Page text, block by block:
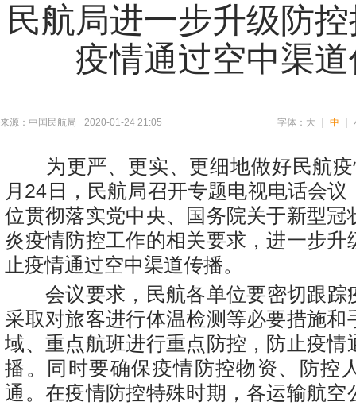
民航局进一步升级防
疫情通过空中渠
来源：中国民航局 2020-01-24 21:05 字体： 大 中
为更严、更实、更细地做好民航
月 24 日，民航局召开专题电视电话会议
位贯彻落实党中央、国务院关于新型冠
炎疫情防控工作的相关要求，进一步升
止疫情通过空中渠道传播。
会议要求，民航各单位要密切跟踪
采取对旅客进行体温检测等必要措施和
域、重点航班进行重点防控，防止疫情
播。同时要确保疫情防控物资、防控
通。在疫情防控特殊时期，各运输航空
盲
式